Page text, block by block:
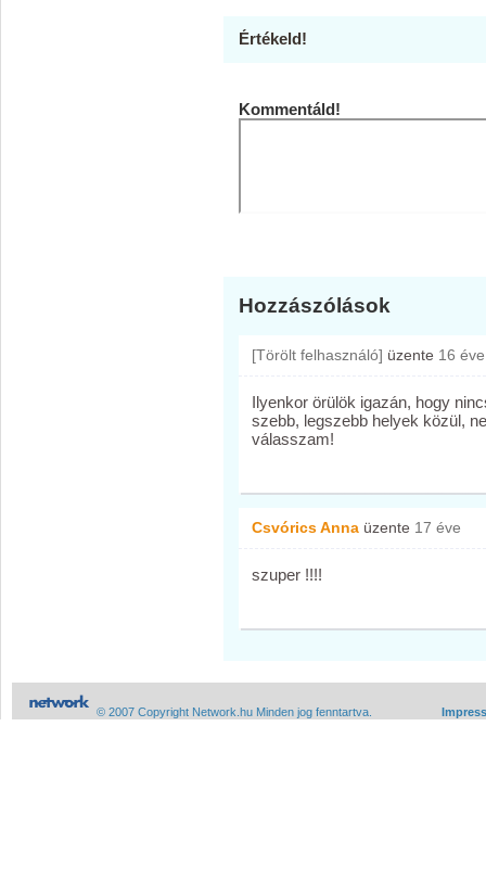
Értékeld!
Kommentáld!
Hozzászólások
[Törölt felhasználó] üzente 16 éve
Ilyenkor örülök igazán, hogy
szebb, legszebb helyek közül,
válasszam!
Csvórics Anna üzente 17 éve
szuper !!!!
© 2007 Copyright Network.hu Minden jog fenntartva.